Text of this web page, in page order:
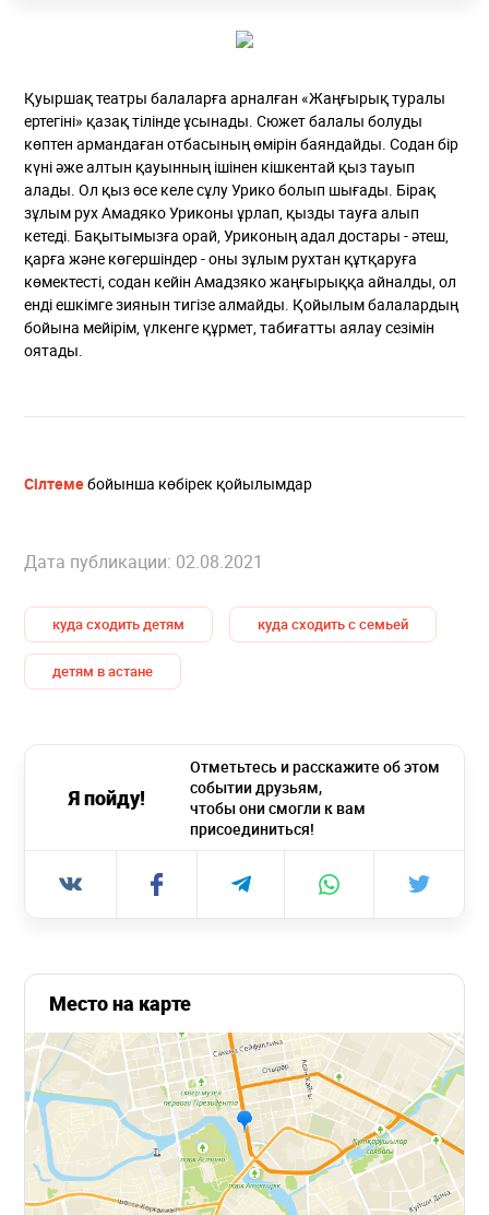
Қуыршақ театры балаларға арналған «Жаңғырық туралы
ертегіні» қазақ тілінде ұсынады. Сюжет балалы болуды
көптен армандаған отбасының өмірін баяндайды. Содан бір
күні әже алтын қауынның ішінен кішкентай қыз тауып
алады. Ол қыз өсе келе сұлу Урико болып шығады. Бірақ
зұлым рух Амадяко Уриконы ұрлап, қызды тауға алып
кетеді. Бақытымызға орай, Уриконың адал достары - әтеш,
қарға және көгершіндер - оны зұлым рухтан құтқаруға
көмектесті, содан кейін Амадзяко жаңғырыққа айналды, ол
енді ешкімге зиянын тигізе алмайды. Қойылым балалардың
бойына мейірім, үлкенге құрмет, табиғатты аялау сезімін
оятады.
Сілтемебойынша көбірек қойылымдар
Дата публикации: 02.08.2021
куда сходить детям куда сходить с семьей
детям в астане
Я пойду!
Отметьтесь и расскажите об этом
событии друзьям,
чтобы они смогли к вам
присоединиться!
Место на карте